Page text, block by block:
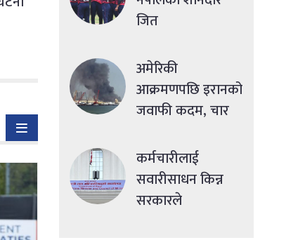
जित
अमेरिकी
आक्रमणपछि इरानको
जवाफी कदम, चार
कर्मचारीलाई
सवारीसाधन किन्न
सरकारले